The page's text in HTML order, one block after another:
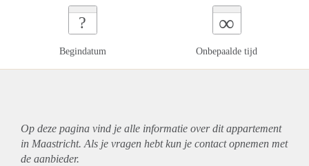
?
Begindatum
∞
Onbepaalde tijd
Op deze pagina vind je alle informatie over ditappartement
in Maastricht. Als je vragen hebt kun je contact opnemen met
de aanbieder.